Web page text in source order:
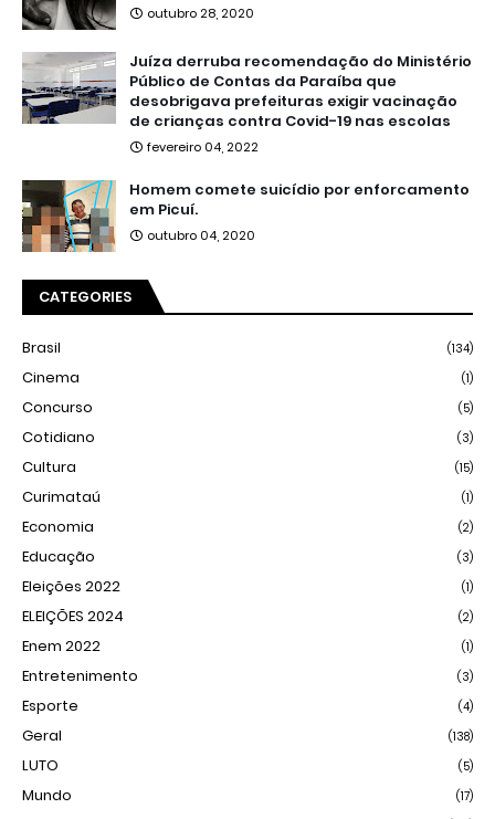
outubro 28, 2020
Juíza derruba recomendação do Ministério
Público de Contas da Paraíba que
desobrigava prefeituras exigir vacinação
de crianças contra Covid-19 nas escolas
fevereiro 04, 2022
Homem comete suicídio por enforcamento
em Picuí.
outubro 04, 2020
CATEGORIES
Brasil (134)
Cinema (1)
Concurso (5)
Cotidiano (3)
Cultura (15)
Curimataú (1)
Economia (2)
Educação (3)
Eleições 2022 (1)
ELEIÇÕES 2024 (2)
Enem 2022 (1)
Entretenimento (3)
Esporte (4)
Geral (138)
LUTO (5)
Mundo (17)